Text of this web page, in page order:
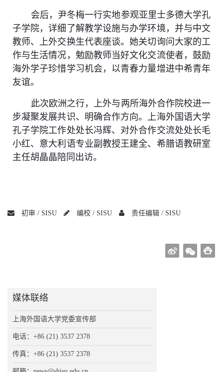
会后，尹冬梅一行实地参观亚里士多德大学孔
子学院，详细了解教学设施与办学环境，并与中文
教师、上外交换生代表座谈。她关切询问大家的工
作与生活情况，勉励教师当好文化交流使者，鼓励
海外学子珍惜学习机会，以青春力量增进中希青年
友谊。
此次欧洲之行，上外与两所海外合作院校进一
步凝聚发展共识、明确合作方向。上海外国语大学
孔子学院工作处处长冯辉、对外合作交流处处长毛
小红、意大利语专业副教授王建全、 希腊语教研室
主任胡晶晶陪同出访。
初审 / SISU 编校 / SISU 责任编辑 / SISU
媒体联络
上海外国语大学党委宣传部
电话：+86 (21) 3537 2378
传真：+86 (21) 3537 2378